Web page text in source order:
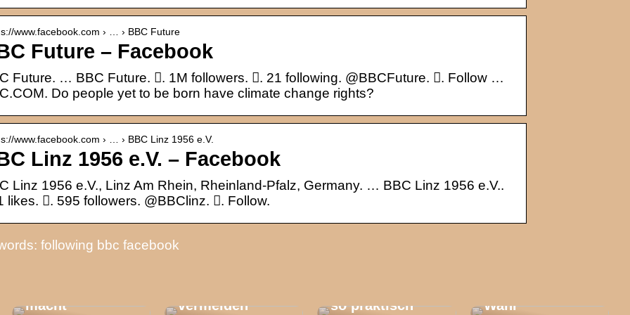
www.facebook.com › … › BBC Future
Future – Facebook
Future. … BBC Future. 󱙄. 1M followers. 󱞋. 21 following. @BBCFuture. 󱙶. Follow …
Do people yet to be born have climate change rights?
www.facebook.com › … › BBC Linz 1956 e.V.
Linz 1956 e.V. – Facebook
Linz 1956 e.V., Linz Am Rhein, Rheinland-Pfalz, Germany. … BBC Linz 1956 e.V..
likes. 󱞋. 595 followers. @BBClinz. 󱙶. Follow.
following bbc facebook
Weihnachtslotte
macht
Sicherheit auf
vermeiden
so praktisch
Wahl